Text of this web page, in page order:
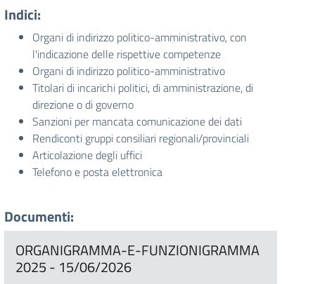
Indici:
Organi di indirizzo politico-amministrativo, con
l'indicazione delle rispettive competenze
Organi di indirizzo politico-amministrativo
Titolari di incarichi politici, di amministrazione, di
direzione o di governo
Sanzioni per mancata comunicazione dei dati
Rendiconti gruppi consiliari regionali/provinciali
Articolazione degli uffici
Telefono e posta elettronica
Documenti:
ORGANIGRAMMA-E-FUNZIONIGRAMMA
2025 - 15/06/2026